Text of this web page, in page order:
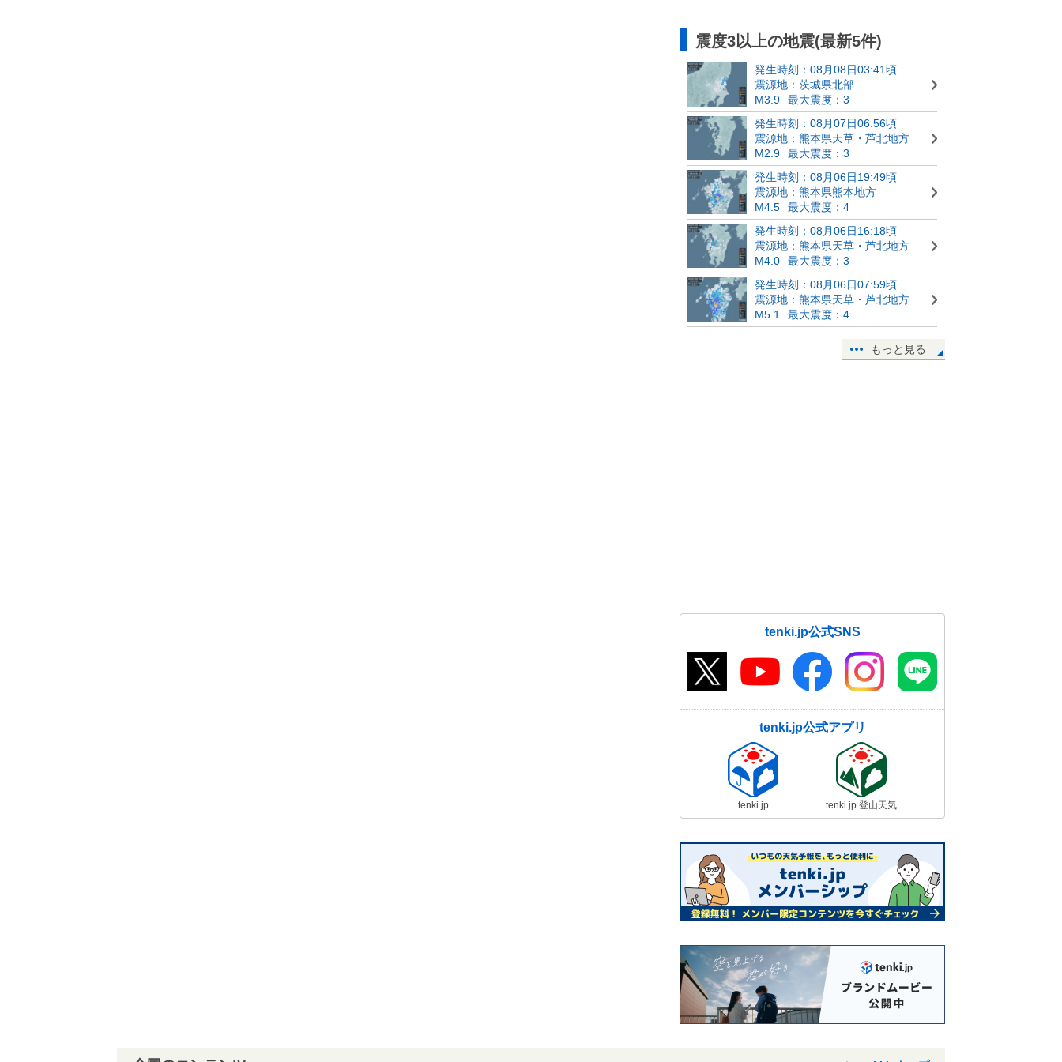
震度3以上の地震(最新5件)
発生時刻：08月08日03:41頃
震源地：茨城県北部
M3.9
最大震度：3
発生時刻：08月07日06:56頃
震源地：熊本県天草・芦北地方
M2.9
最大震度：3
発生時刻：08月06日19:49頃
震源地：熊本県熊本地方
M4.5
最大震度：4
発生時刻：08月06日16:18頃
震源地：熊本県天草・芦北地方
M4.0
最大震度：3
発生時刻：08月06日07:59頃
震源地：熊本県天草・芦北地方
M5.1
最大震度：4
もっと見る
tenki.jp公式SNS
tenki.jp公式アプリ
tenki.jp tenki.jp 登山天気